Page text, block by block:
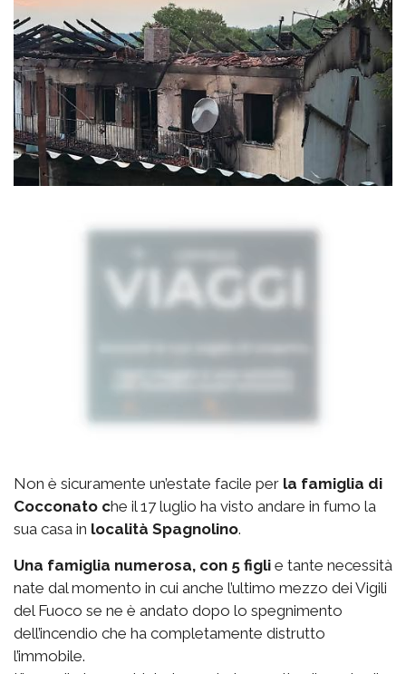
Non è sicuramente un’estate facile per la famiglia di
Cocconato che il 17 luglio ha visto andare in fumo la
sua casa in località Spagnolino.
Una famiglia numerosa, con 5 figli e tante necessità
nate dal momento in cui anche l’ultimo mezzo dei Vigili
del Fuoco se ne è andato dopo lo spegnimento
dell’incendio che ha completamente distrutto
l’immobile.